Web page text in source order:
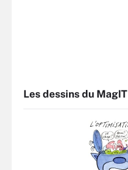
Les dessins du MagIT